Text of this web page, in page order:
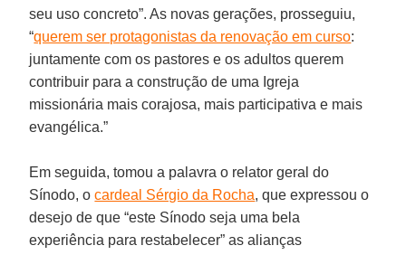
seu uso concreto”. As novas gerações, prosseguiu,
“querem ser protagonistas da renovação em curso:
juntamente com os pastores e os adultos querem
contribuir para a construção de uma Igreja
missionária mais corajosa, mais participativa e mais
evangélica.”
Em seguida, tomou a palavra o relator geral do
Sínodo, ocardeal Sérgio da Rocha, que expressou o
desejo de que “este Sínodo seja uma bela
experiência para restabelecer” as alianças